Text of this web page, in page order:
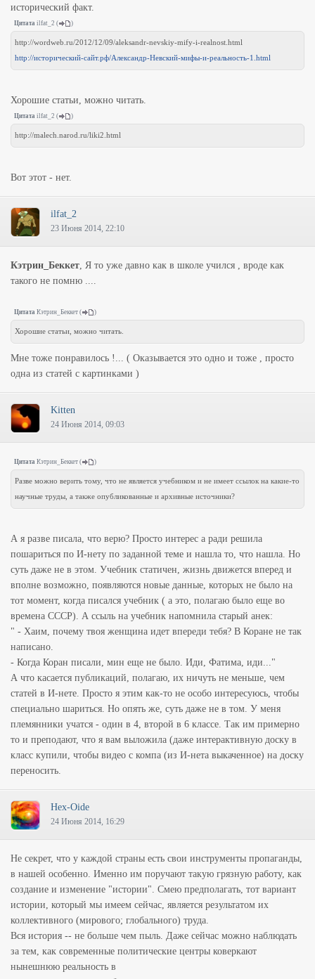
исторический факт.
Цитата ilfat_2 ( )
http://wordweb.ru/2012/12/09/aleksandr-nevskiy-mify-i-realnost.html
http://исторический-сайт.рф/Александр-Невский-мифы-и-реальность-1.html
Хорошие статьи, можно читать.
Цитата ilfat_2 ( )
http://malech.narod.ru/liki2.html
Вот этот - нет.
ilfat_2
23 Июня 2014, 22:10
Кэтрин_Беккет, Я то уже давно как в школе учился , вроде как
такого не помню ....
Цитата Кэтрин_Беккет ( )
Хорошие статьи, можно читать.
Мне тоже понравилось !... ( Оказывается это одно и тоже , просто
одна из статей с картинками )
Kitten
24 Июня 2014, 09:03
Цитата Кэтрин_Беккет ( )
Разве можно верить тому, что не является учебником и не имеет ссылок на какие-то
научные труды, а также опубликованные и архивные источники?
А я разве писала, что верю? Просто интерес а ради решила
пошариться по И-нету по заданной теме и нашла то, что нашла. Но
суть даже не в этом. Учебник статичен, жизнь движется вперед и
вполне возможно, появляются новые данные, которых не было на
тот момент, когда писался учебник ( а это, полагаю было еще во
времена СССР). А ссыль на учебник напомнила старый анек:
" - Хаим, почему твоя женщина идет впереди тебя? В Коране не так
написано.
- Когда Коран писали, мин еще не было. Иди, Фатима, иди..."
А что касается публикаций, полагаю, их ничуть не меньше, чем
статей в И-нете. Просто я этим как-то не особо интересуюсь, чтобы
специально шариться. Но опять же, суть даже не в том. У меня
племянники учатся - один в 4, второй в 6 классе. Так им примерно
то и преподают, что я вам выложила (даже интерактивную доску в
класс купили, чтобы видео с компа (из И-нета выкаченное) на доску
переносить.
Hex-Oide
24 Июня 2014, 16:29
Не секрет, что у каждой страны есть свои инструменты пропаганды,
в нашей особенно. Именно им поручают такую грязную работу, как
создание и изменение "истории". Смею предполагать, тот вариант
истории, который мы имеем сейчас, является результатом их
коллективного (мирового; глобального) труда.
Вся история -- не больше чем пыль. Даже сейчас можно наблюдать
за тем, как современные политические центры коверкают
нынешнюю реальность в